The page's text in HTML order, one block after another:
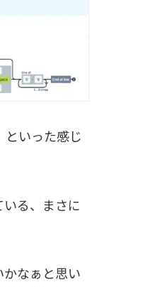
いった感じ
る、まさに
なぁと思い